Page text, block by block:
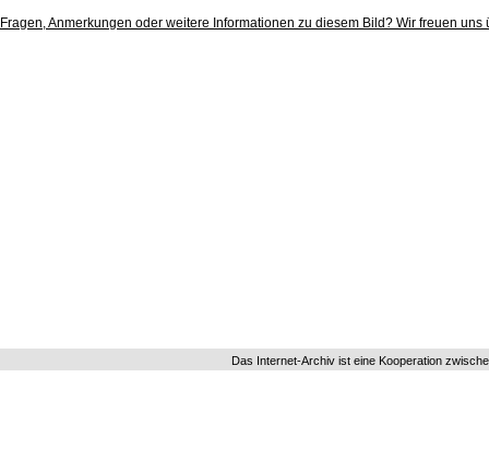
Fragen, Anmerkungen oder weitere Informationen zu diesem Bild? Wir freuen uns
Das Internet-Archiv ist eine Kooperation